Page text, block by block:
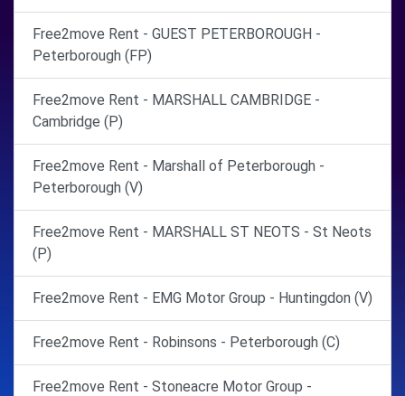
Free2move Rent - GUEST PETERBOROUGH -
Peterborough (FP)
Free2move Rent - MARSHALL CAMBRIDGE -
Cambridge (P)
Free2move Rent - Marshall of Peterborough -
Peterborough (V)
Free2move Rent - MARSHALL ST NEOTS - St Neots
(P)
Free2move Rent - EMG Motor Group - Huntingdon (V)
Free2move Rent - Robinsons - Peterborough (C)
Free2move Rent - Stoneacre Motor Group -